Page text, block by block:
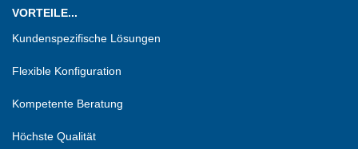
VORTEILE...
Kundenspezifische Lösungen
Flexible Konfiguration
Kompetente Beratung
Höchste Qualität